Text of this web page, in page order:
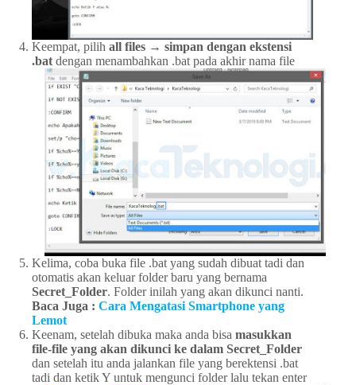
Keempat, pilih all files → simpan dengan ekstensi
.bat dengan menambahkan .bat pada akhir nama file
Kelima, coba buka file .bat yang sudah dibuat tadi dan
otomatis akan keluar folder baru yang bernama
Secret_Folder. Folder inilah yang akan dikunci nanti.
Baca Juga : Cara Mengatasi Smartphone yang
Lemot
Keenam, setelah dibuka maka anda bisa masukkan
file-file yang akan dikunci ke dalam Secret_Folder
dan setelah itu anda jalankan file yang berektensi .bat
tadi dan ketik Y untuk mengunci folder lalu tekan enter